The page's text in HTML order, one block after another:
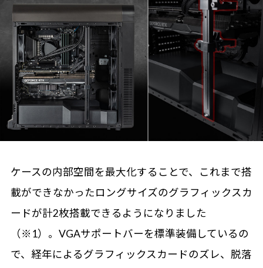
ケースの内部空間を最大化することで、これまで搭
載ができなかったロングサイズのグラフィックスカ
ードが計2枚搭載できるようになりました
（※1）。VGAサポートバーを標準装備しているの
で、経年によるグラフィックスカードのズレ、脱落